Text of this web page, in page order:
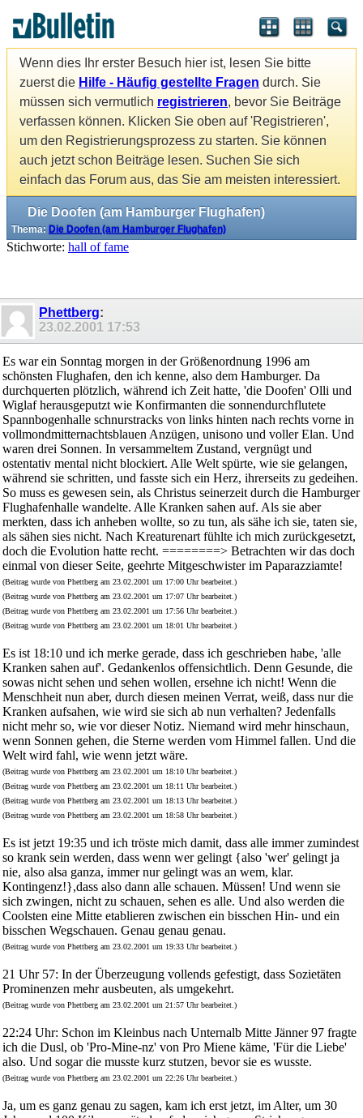
Wenn dies Ihr erster Besuch hier ist, lesen Sie bitte
zuerst die Hilfe - Häufig gestellte Fragen durch. Sie
müssen sich vermutlich registrieren, bevor Sie Beiträge
verfassen können. Klicken Sie oben auf 'Registrieren',
um den Registrierungsprozess zu starten. Sie können
auch jetzt schon Beiträge lesen. Suchen Sie sich
einfach das Forum aus, das Sie am meisten interessiert.
Die Doofen (am Hamburger Flughafen)
Thema: Die Doofen (am Hamburger Flughafen)
Stichworte: hall of fame
Phettberg:
23.02.2001 17:53
Es war ein Sonntag morgen in der Größenordnung 1996 am
schönsten Flughafen, den ich kenne, also dem Hamburger. Da
durchquerten plötzlich, während ich Zeit hatte, 'die Doofen' Olli und
Wiglaf herausgeputzt wie Konfirmanten die sonnendurchflutete
Spannbogenhalle schnurstracks von links hinten nach rechts vorne in
vollmondmitternachtsblauen Anzügen, unisono und voller Elan. Und
waren drei Sonnen. In versammeltem Zustand, vergnügt und
ostentativ mental nicht blockiert. Alle Welt spürte, wie sie gelangen,
während sie schritten, und fasste sich ein Herz, ihrerseits zu gedeihen.
So muss es gewesen sein, als Christus seinerzeit durch die Hamburger
Flughafenhalle wandelte. Alle Kranken sahen auf. Als sie aber
merkten, dass ich anheben wollte, so zu tun, als sähe ich sie, taten sie,
als sähen sies nicht. Nach Kreaturenart fühlte ich mich zurückgesetzt,
doch die Evolution hatte recht. ========> Betrachten wir das doch
einmal von dieser Seite, geehrte Mitgeschwister im Paparazziamte!
(Beitrag wurde von Phettberg am 23.02.2001 um 17:00 Uhr bearbeitet.)
(Beitrag wurde von Phettberg am 23.02.2001 um 17:07 Uhr bearbeitet.)
(Beitrag wurde von Phettberg am 23.02.2001 um 17:56 Uhr bearbeitet.)
(Beitrag wurde von Phettberg am 23.02.2001 um 18:01 Uhr bearbeitet.)
Es ist 18:10 und ich merke gerade, dass ich geschrieben habe, 'alle
Kranken sahen auf'. Gedankenlos offensichtlich. Denn Gesunde, die
sowas nicht sehen und sehen wollen, ersehne ich nicht! Wenn die
Menschheit nun aber, durch diesen meinen Verrat, weiß, dass nur die
Kranken aufsahen, wie wird sie sich ab nun verhalten? Jedenfalls
nicht mehr so, wie vor dieser Notiz. Niemand wird mehr hinschaun,
wenn Sonnen gehen, die Sterne werden vom Himmel fallen. Und die
Welt wird fahl, wie wenn jetzt wäre.
(Beitrag wurde von Phettberg am 23.02.2001 um 18:10 Uhr bearbeitet.)
(Beitrag wurde von Phettberg am 23.02.2001 um 18:11 Uhr bearbeitet.)
(Beitrag wurde von Phettberg am 23.02.2001 um 18:13 Uhr bearbeitet.)
(Beitrag wurde von Phettberg am 23.02.2001 um 18:58 Uhr bearbeitet.)
Es ist jetzt 19:35 und ich tröste mich damit, dass alle immer zumindest
so krank sein werden, dass wenn wer gelingt {also 'wer' gelingt ja
nie, also alsa ganza, immer nur gelingt was an wem, klar.
Kontingenz!},dass also dann alle schauen. Müssen! Und wenn sie
sich zwingen, nicht zu schauen, sehen es alle. Und also werden die
Coolsten eine Mitte etablieren zwischen ein bisschen Hin- und ein
bisschen Wegschauen. Genau genau genau.
(Beitrag wurde von Phettberg am 23.02.2001 um 19:33 Uhr bearbeitet.)
21 Uhr 57: In der Überzeugung vollends gefestigt, dass Sozietäten
Prominenzen mehr ausbeuten, als umgekehrt.
(Beitrag wurde von Phettberg am 23.02.2001 um 21:57 Uhr bearbeitet.)
22:24 Uhr: Schon im Kleinbus nach Unternalb Mitte Jänner 97 fragte
ich die Dusl, ob 'Pro-Mine-nz' von Pro Miene käme, 'Für die Liebe'
also. Und sogar die musste kurz stutzen, bevor sie es wusste.
(Beitrag wurde von Phettberg am 23.02.2001 um 22:26 Uhr bearbeitet.)
Ja, um es ganz genau zu sagen, kam ich erst jetzt, im Alter, um 30